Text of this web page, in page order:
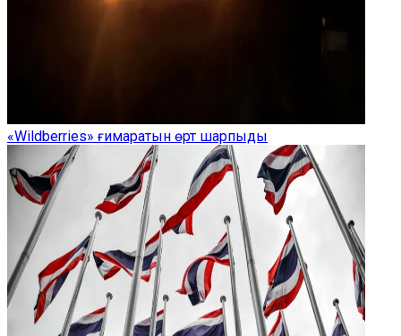
«Wildberries» ғимаратын өрт шарпыды